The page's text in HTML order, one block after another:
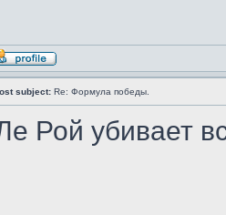
subject: Re: Формула победы.
Рой убивает